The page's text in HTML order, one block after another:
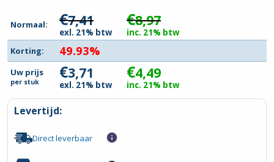
Normaal: €7,41
exl. 21% btw
€8,97
inc. 21% btw
Korting:
49.93%
Uw prijs
per stuk €3,71
exl. 21% btw
€4,49
inc. 21% btw
Levertijd:
Direct leverbaar